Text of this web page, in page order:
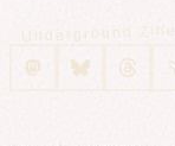
Underground Zine